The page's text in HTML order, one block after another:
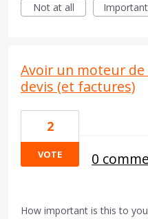
Not at all
Important
Avoir un moteur de
devis (et factures)
2
VOTE 0
How important is this to